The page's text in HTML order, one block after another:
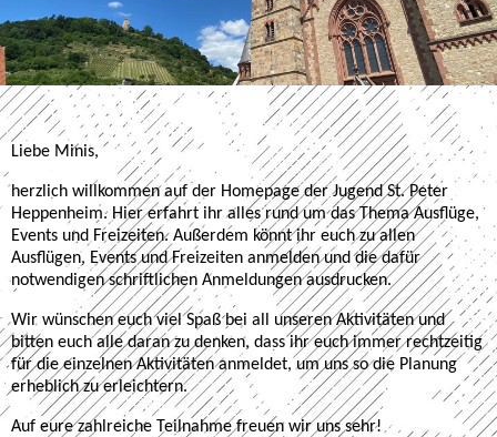
Liebe Minis,
herzlich willkommen auf der Homepage der Jugend St. Peter
Heppenheim. Hier erfahrt ihr alles rund um das Thema Ausflüge,
Events und Freizeiten. Außerdem könnt ihr euch zu allen
Ausflügen, Events und Freizeiten anmelden und die dafür
notwendigen schriftlichen Anmeldungen ausdrucken.
Wir wünschen euch viel Spaß bei all unseren Aktivitäten und
bitten euch alle daran zu denken, dass ihr euch immer rechtzeitig
für die einzelnen Aktivitäten anmeldet, um uns so die Planung
erheblich zu erleichtern.
Auf eure zahlreiche Teilnahmefreuen wir uns sehr!